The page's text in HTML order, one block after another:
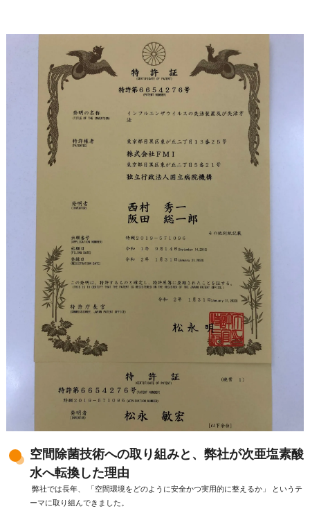
空間除菌技術への取り組みと、弊社が次亜塩素酸
水へ転換した理由
弊社では長年、 「空間環境をどのように安全かつ実用的に整えるか」 というテ
ーマに取り組んできました。